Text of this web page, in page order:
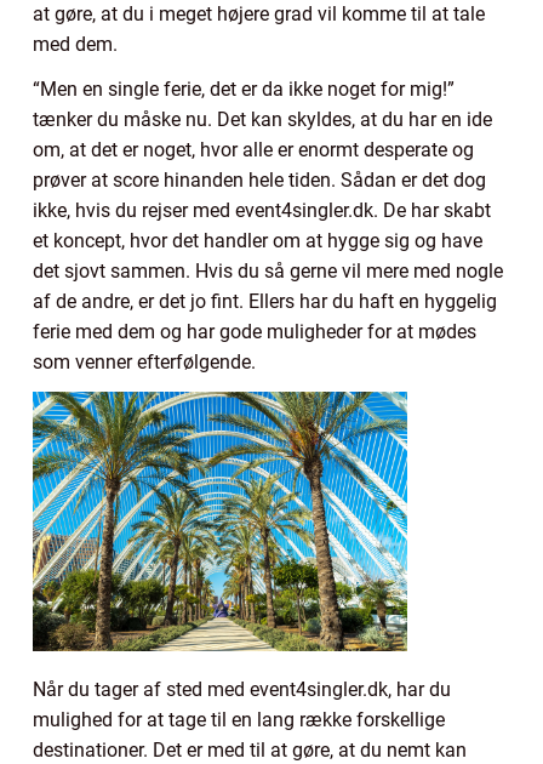
at gøre, at du i meget højere grad vil komme til at tale
med dem.
“Men en single ferie, det er da ikke noget for mig!”
tænker du måske nu. Det kan skyldes, at du har en ide
om, at det er noget, hvor alle er enormt desperate og
prøver at score hinanden hele tiden. Sådan er det dog
ikke, hvis du rejser med event4singler.dk. De har skabt
et koncept, hvor det handler om at hygge sig og have
det sjovt sammen. Hvis du så gerne vil mere med nogle
af de andre, er det jo fint. Ellers har du haft en hyggelig
ferie med dem og har gode muligheder for at mødes
som venner efterfølgende.
Når du tager af sted med event4singler.dk, har du
mulighed for at tage til en lang række forskellige
destinationer. Det er med til at gøre, at du nemt kan